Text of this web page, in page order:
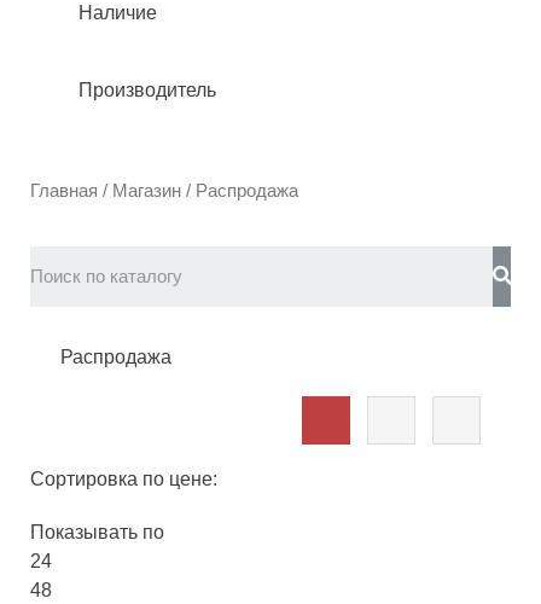
Наличие
Производитель
Главная / Магазин / Распродажа
Распродажа
Сортировка по цене:
Показывать по
24
48